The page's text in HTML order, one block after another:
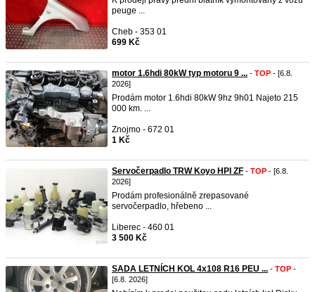
peuge ...
Cheb - 353 01
699 Kč
motor 1.6hdi 80kW typ motoru 9 ... - TOP - [6.8.
2026]
Prodám motor 1.6hdi 80kW 9hz 9h01 Najeto 215
000 km. ...
Znojmo - 672 01
1 Kč
Servočerpadlo TRW Koyo HPI ZF - TOP - [6.8.
2026]
Prodám profesionálně zrepasované
servočerpadlo, hřebeno ...
Liberec - 460 01
3 500 Kč
SADA LETNÍCH KOL 4x108 R16 PEU ... - TOP -
[6.8. 2026]